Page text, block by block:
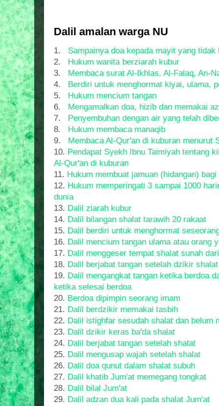
Dalil amalan warga NU
1. Sampainya doa kepada mayit yang tidak
2. Hukum wanita berziarah kubur
3. Membaca surat Al-Ikhlas, Al-Falaq, An-
4. Berdiri untuk menghormat kiyai, ulama,
5. Hukum mencium tangan
6. Mengamalkan doa, hizib dan memakai
7. Penyembuhan dengan air yang telah
8. Hukum membaca manaqib
9. Membaca Al-Qur'an di kuburan menurut
10. Pendapat Syekh Ibnu Taimiyah tentang
Al-Qur'an di kuburan
11. Hukum membuat jamuan (hidangan)
12. Hukum memperingati 3 sampai 1000
dunia
13. Dalil ziarah kubur
14. Dalil bilangan shalat tarawih 20 rakaat
15. Dalil berdiri untuk menghormat
16. Dalil mencium tangan ulama atau orang
17. Dalil menggeser tempat shalat sunah
18. Dalil berjabat tangan setelah dzikir
19. Dalil mengangkat tangan ketika berdoa
ketika selesai berdoa
20. Berdoa dipimpin seorang imam
21. Dalil berdzikir memakai tasbih
22. Dalil istighfar sesudah shalat dan belum
23. Dalil dzikir keras ba'da shalat
24. Dalil berjabat tangan setelah shalat
25. Dalil mengusap wajah setelah shalat
26. Dalil doa qunut dalam shalat subuh
27. Dalil khatib Jum'at memegang tongkat
28. Dalil bilal Jum'at
29. Dalil adzan dua kali pada shalat Jum'at